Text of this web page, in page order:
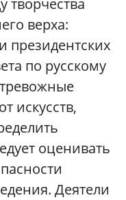
творчества
верха:
президентских
по русскому
искусств,
оценивать
Деятели